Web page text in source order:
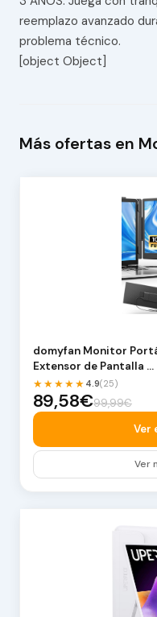
reemplazo avanzado
problema técnico.
[object Object]
Más ofertas en
domyfan Monitor
Extensor de Pantalla …
★★★★★ 4.9(25)
89,58€99,99€
Ver
Ver